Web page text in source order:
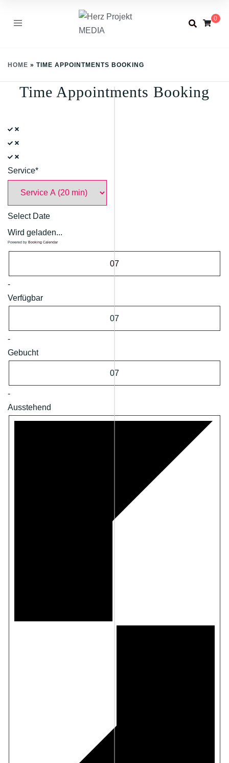
0
HOME » TIME APPOINTMENTS BOOKING
Time Appointments Booking
Service*
Select Date
Wird geladen...
Powered by Booking Calendar
07
-
Verfügbar
07
-
Gebucht
07
-
Ausstehend